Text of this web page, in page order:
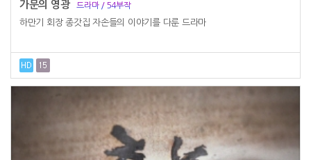
가문의 영광 드라마 / 54부작
하만기 회장 종갓집 자손들의 이야기를 다룬 드라마